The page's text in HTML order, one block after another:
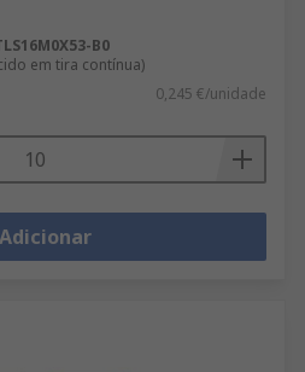
B0
em tira contínua)
0,245 €/unidade